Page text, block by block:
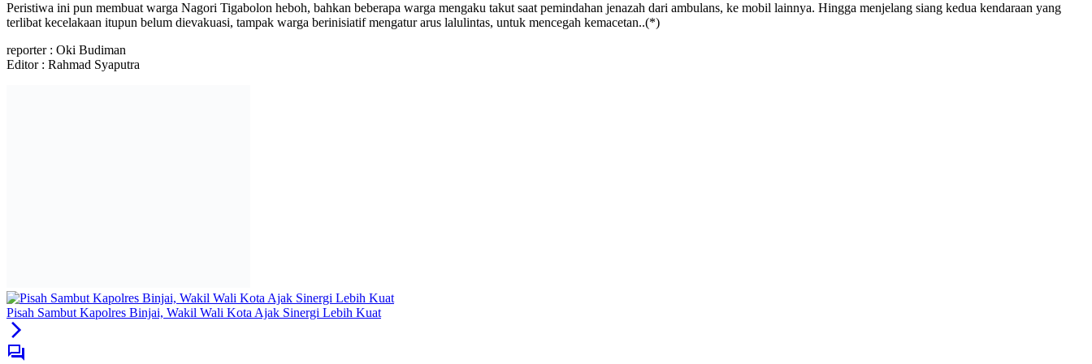
Peristiwa ini pun membuat warga Nagori Tigabolon heboh, bahkan beberapa warga mengaku takut saat pemindahan jenazah dari ambulans, ke mobil lainnya. Hingga menjelang siang kedua kendaraan yang
terlibat kecelakaan itupun belum dievakuasi, tampak warga berinisiatif mengatur arus lalulintas, untuk mencegah kemacetan..(*)
reporter : Oki Budiman
Editor : Rahmad Syaputra
Pisah Sambut Kapolres Binjai, Wakil Wali Kota Ajak Sinergi Lebih Kuat